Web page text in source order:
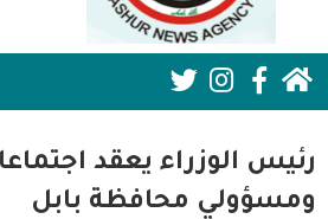
Social
Media:
Header
رئيس الوزراء يعقد
ومسؤولي محافظة بابل
الرئيسية
اقتصاد واعمال